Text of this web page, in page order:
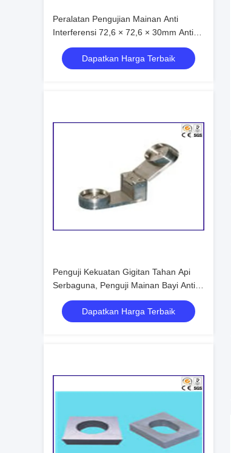
Peralatan Pengujian Mainan Anti
Interferensi 72,6 × 72,6 × 30mm Anti
Ledakan
Dapatkan Harga Terbaik
Penguji Kekuatan Gigitan Tahan Api
Serbaguna, Penguji Mainan Bayi Anti
Interferensi
Dapatkan Harga Terbaik